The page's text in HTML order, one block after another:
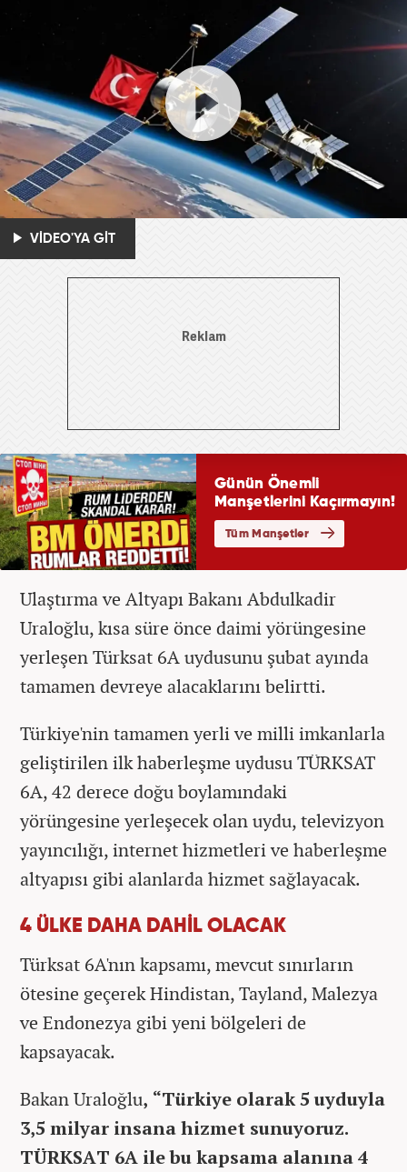
VİDEO'YA GİT
Ulaştırma ve Altyapı Bakanı Abdulkadir
Uraloğlu, kısa süre önce daimi yörüngesine
yerleşen Türksat 6A uydusunu şubat ayında
tamamen devreye alacaklarını belirtti.
Türkiye'nin tamamen yerli ve milli imkanlarla
geliştirilen ilk haberleşme uydusu TÜRKSAT
6A, 42 derece doğu boylamındaki
yörüngesine yerleşecek olan uydu, televizyon
yayıncılığı, internet hizmetleri ve haberleşme
altyapısı gibi alanlarda hizmet sağlayacak.
4 ÜLKE DAHA DAHİL OLACAK
Türksat 6A'nın kapsamı, mevcut sınırların
ötesine geçerek Hindistan, Tayland, Malezya
ve Endonezya gibi yeni bölgeleri de
kapsayacak.
Bakan Uraloğlu, “Türkiye olarak 5 uyduyla
3,5 milyar insana hizmet sunuyoruz.
TÜRKSAT 6A ile bu kapsama alanına 4